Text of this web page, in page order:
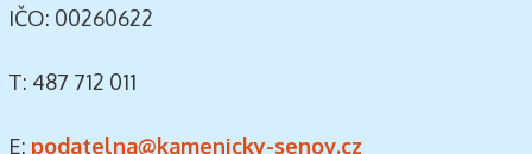
IČO: 00260622
T: 487 712 011
E: podatelna@kamenicky-senov.cz